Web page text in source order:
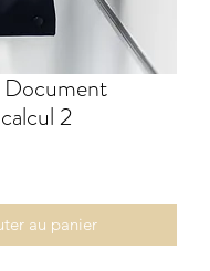
Document
2
au panier